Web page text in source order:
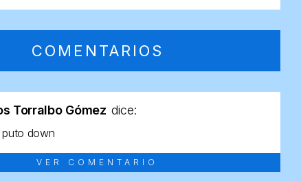
COMENTARIOS
Torralbo Gómez dice:
puto down
VER COMENTARIO